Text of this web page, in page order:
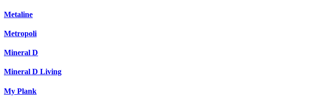
Metaline
Metropoli
Mineral D
Mineral D Living
My Plank